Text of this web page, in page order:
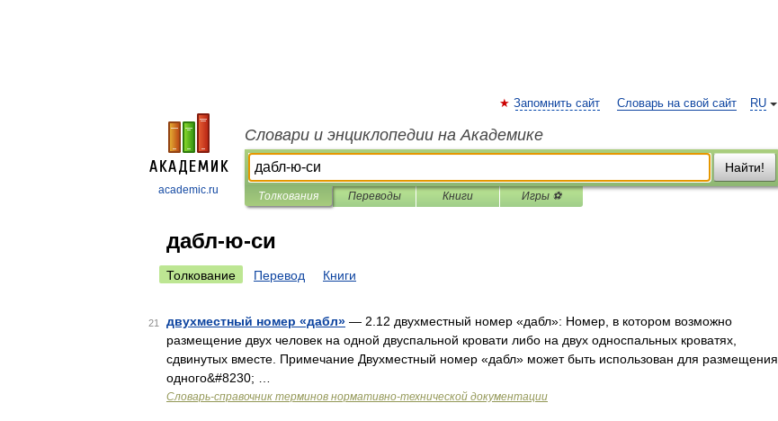
academic.ru
RU
Запомнить сайт Словарь на свой сайт
Словари и энциклопедии на Академике
Найти!
Толкования Переводы Книги Игры ⚽
дабл-ю-си
Толкование Перевод Книги
21 двухместный номер «дабл» — 2.12 двухместный номер «дабл»: Номер, в котором возможно
размещение двух человек на одной двуспальной кровати либо на двух односпальных кроватях,
сдвинутых вместе. Примечание Двухместный номер «дабл» может быть использован для размещения
одного&#8230; …
Словарь-справочник терминов нормативно-технической документации